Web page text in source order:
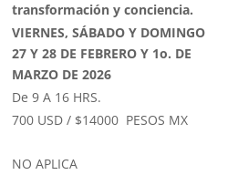
transformación y conciencia.
VIERNES, SÁBADO Y DOMINGO
27 Y 28 DE FEBRERO Y 1o. DE
MARZO DE 2026
De 9 A 16 HRS.
700 USD / $14000 PESOS MX
NO APLICA